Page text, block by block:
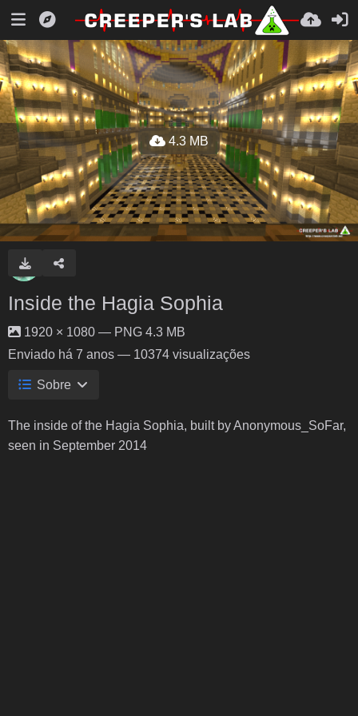
4.3 MB
Inside the Hagia Sophia
1920 × 1080 — PNG 4.3 MB
Enviado há 7 anos — 10374 visualizações
Sobre
The inside of the Hagia Sophia, built by Anonymous_SoFar,
seen in September 2014